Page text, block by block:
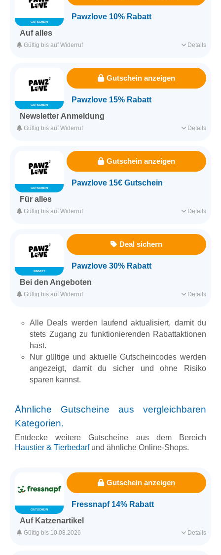
GUTSCHEIN
Pawzlove 10% Rabatt
Auf alles
Mit diesem Gutscheincode bekommst du jetzt 10% Rabatt auf
Für alle Produkte
Ohne Mindestbestellwert
Erfasst am 11.03.2026
Details
Gültig bis auf Widerruf
GUTSCHEIN
Gutschein anzeigen
Pawzlove 15% Rabatt
Newsletter Anmeldung
Meldet euch einfach zum Newsletter an und sichert euch so
Für alle Produkte
Ohne Mindestbestellwert
Erfasst am 11.03.2026
Details
Gültig bis auf Widerruf
GUTSCHEIN
Gutschein anzeigen
Pawzlove 15€ Gutschein
Für alles
Du bist mit Pawzlove zufrieden? Dann empfiehl den Shop weiter
Für alle Produkte
Erfasst am 11.03.2026 KategorieHaustier & Tierbedarf
Details
Gültig bis auf Widerruf
RABATT
Deal sichern
Pawzlove 30% Rabatt
Bei den Angeboten
Spare jetzt bei ausgesuchten Angeboten im Shop bis zu 30%.
Erfasst am 11.03.2026
Details
Gültig bis auf Widerruf
Alle Deals werden laufend aktualisiert, damit du
stets Zugang zu funktionierenden Rabattaktionen
hast.
Nur gültige und aktuelle Gutscheincodes werden
angezeigt, damit du sicher und ohne Risiko
sparen kannst.
Ähnliche Gutscheine aus vergleichbaren
Kategorien.
Entdecke weitere Gutscheine aus dem Bereich
Haustier & Tierbedarfund ähnliche Online-Shops.
GUTSCHEIN
Gutschein anzeigen
Fressnapf 14% Rabatt
Auf Katzenartikel
Mit diesem Gutscheincode gibt es 14% Rabatt auf fast alle
Details
Gültig bis 10.08.2026